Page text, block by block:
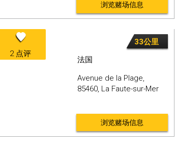
浏览赌场信息
2 点评
法国
Avenue de la Plage,
85460, La Faute-sur-Mer
浏览赌场信息
33公里